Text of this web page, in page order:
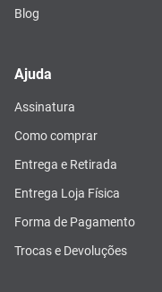
Blog
Ajuda
Assinatura
Como comprar
Entrega e Retirada
Entrega Loja Física
Forma de Pagamento
Trocas e Devoluções